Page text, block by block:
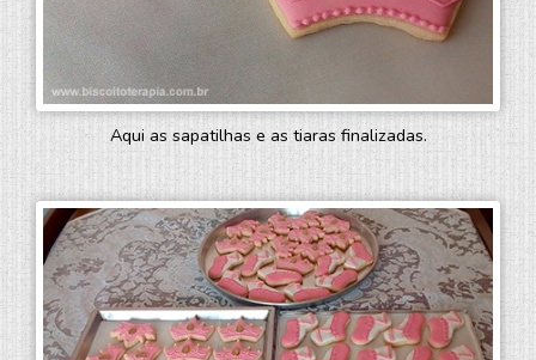
Aqui as sapatilhas e as tiaras finalizadas.